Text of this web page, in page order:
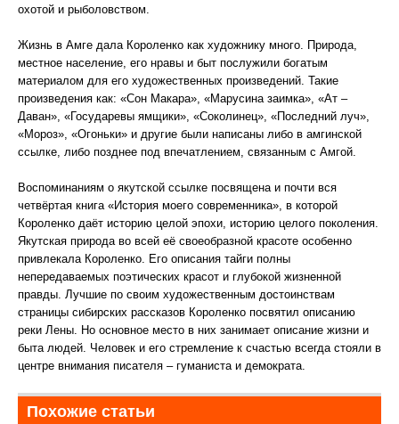
охотой и рыболовством.
Жизнь в Амге дала Короленко как художнику много. Природа,
местное население, его нравы и быт послужили богатым
материалом для его художественных произведений. Такие
произведения как: «Сон Макара», «Марусина заимка», «Ат –
Даван», «Государевы ямщики», «Соколинец», «Последний луч»,
«Мороз», «Огоньки» и другие были написаны либо в амгинской
ссылке, либо позднее под впечатлением, связанным с Амгой.
Воспоминаниям о якутской ссылке посвящена и почти вся
четвёртая книга «История моего современника», в которой
Короленко даёт историю целой эпохи, историю целого поколения.
Якутская природа во всей её своеобразной красоте особенно
привлекала Короленко. Его описания тайги полны
непередаваемых поэтических красот и глубокой жизненной
правды. Лучшие по своим художественным достоинствам
страницы сибирских рассказов Короленко посвятил описанию
реки Лены. Но основное место в них занимает описание жизни и
быта людей. Человек и его стремление к счастью всегда стояли в
центре внимания писателя – гуманиста и демократа.
Похожие статьи